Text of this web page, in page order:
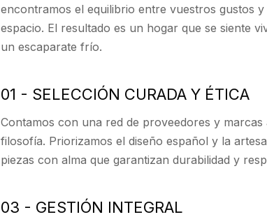
encontramos el equilibrio entre vuestros gustos
espacio. El resultado es un hogar que se siente
un escaparate frío.
01 - SELECCIÓN CURADA Y ÉTICA
Contamos con una red de proveedores y marcas
filosofía. Priorizamos el diseño español y la
piezas con alma que garantizan durabilidad y
03 - GESTIÓN INTEGRAL